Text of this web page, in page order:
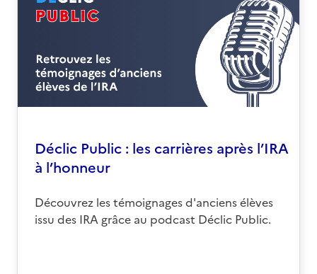
Déclic Public : les carrières après l’IRA
à l’honneur
Découvrez les témoignages d'anciens élèves
issu des IRA grâce au podcast Déclic Public.